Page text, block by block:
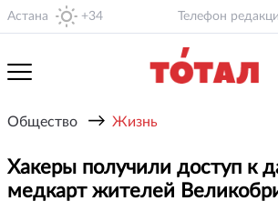
Астана +34 Телефон
Общество → Жизнь
Хакеры получили доступ к
медкарт жителей